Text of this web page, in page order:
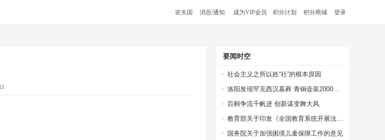
农夫国 消息/通知 成为VIP会员 积分计划 积分商城 登录
要闻时空
社会主义之所以姓“社”的根本原因
洛阳发现罕见西汉墓葬 青铜壶装2000多年前美酒，酒液澄清透明
百舸争流千帆进 创新谋变舞大风
教育部关于印发《全国教育系统开展法治宣传教育的第七个五年规划（2016-2020年）》的通知
国务院关于加强困境儿童保障工作的意见